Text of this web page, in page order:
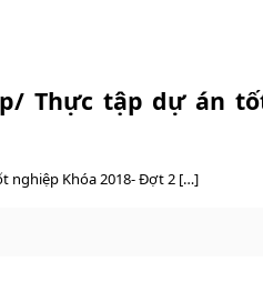
Thực tập dự án
nghiệp Khóa 2018- Đợt 2 […]